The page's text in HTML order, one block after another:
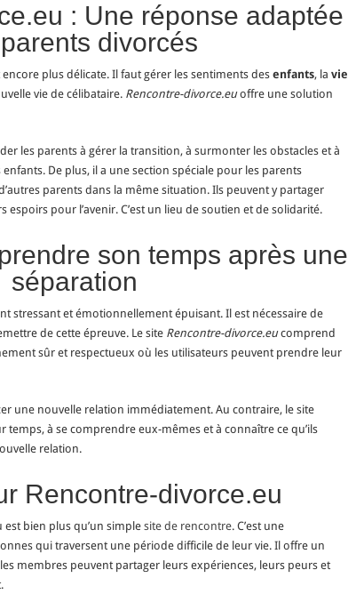
: Une réponse adaptée
divorcés
encore plus délicate. Il faut gérer les sentiments des enfants, la vie
vie de célibataire. Rencontre-divorce.euoffre une solution
les parents à gérer la transition, à surmonter les obstacles et à
De plus, il a une section spéciale pour les parents
parents dans la même situation. Ils peuvent y partager
espoirs pour l’avenir. C’est un lieu de soutien et de solidarité.
son temps après une
séparation
stressant et émotionnellement épuisant. Il est nécessaire de
de cette épreuve. Le site Rencontre-divorce.eucomprend
sûr et respectueux où les utilisateurs peuvent prendre leur
une nouvelle relation immédiatement. Au contraire, le site
à se comprendre eux-mêmes et à connaître ce qu’ils
relation.
Rencontre-divorce.eu
bien plus qu’un simple site de rencontre. C’est une
qui traversent une période difficile de leur vie. Il offre un
membres peuvent partager leurs expériences, leurs peurs et